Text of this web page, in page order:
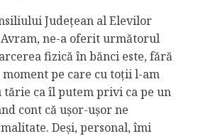
Județean al Elevilor
ne-a oferit următorul
fizică în bănci este, fără
moment pe care cu toții l-am
tărie ca îl putem privi ca pe un
cont că ușor-ușor ne
Deși, personal, îmi